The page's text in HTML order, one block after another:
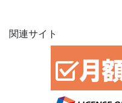
関連サイト